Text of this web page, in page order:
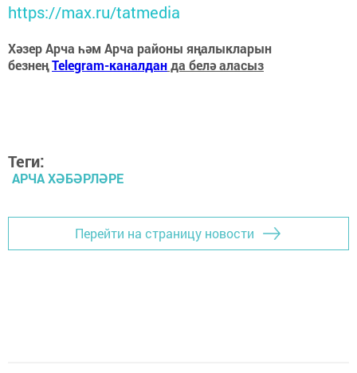
https://max.ru/tatmedia
Хәзер Арча һәм Арча районы яңалыкларын
безнеңTelegram-каналданда белә аласыз
Теги:
АРЧА ХӘБӘРЛӘРЕ
Перейти на страницу новости